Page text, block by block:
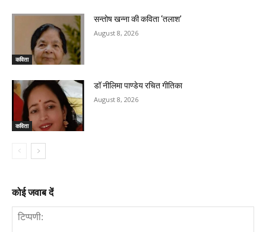
कविता
सन्तोष खन्ना की कविता ‘तलाश’
August 8, 2026
कविता
डॉ नीलिमा पाण्डेय रचित गीतिका
August 8, 2026
कोई जवाब दें